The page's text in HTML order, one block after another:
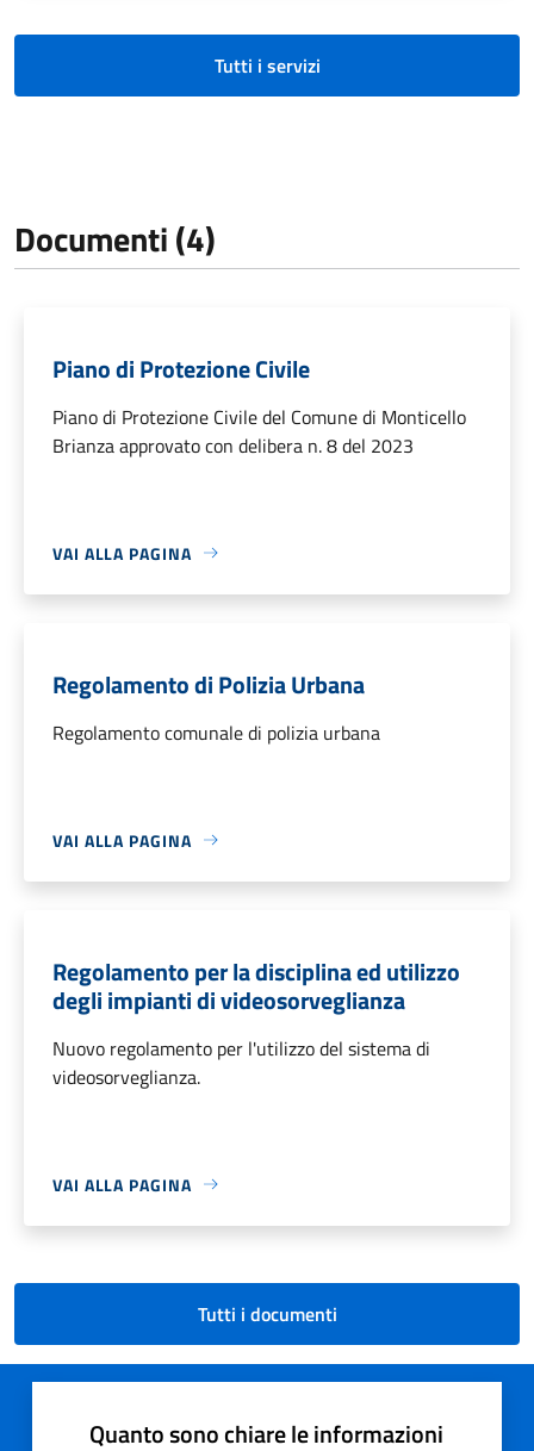
Tutti i servizi
Documenti (4)
Piano di Protezione Civile
Piano di Protezione Civile del Comune di Monticello
Brianza approvato con delibera n. 8 del 2023
VAI ALLA PAGINA
Regolamento di Polizia Urbana
Regolamento comunale di polizia urbana
VAI ALLA PAGINA
Regolamento per la disciplina ed utilizzo
degli impianti di videosorveglianza
Nuovo regolamento per l'utilizzo del sistema di
videosorveglianza.
VAI ALLA PAGINA
Tutti i documenti
Quanto sono chiare le informazioni